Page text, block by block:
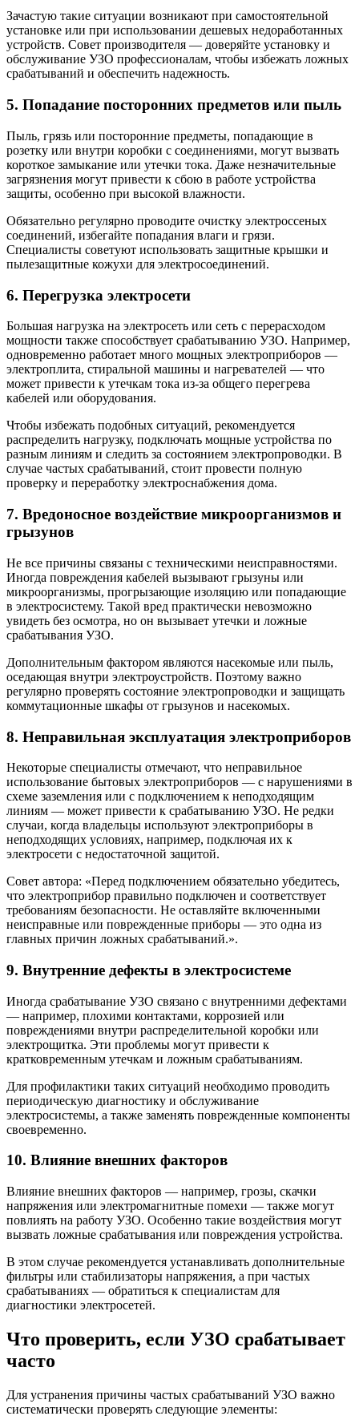
Зачастую такие ситуации возникают при самостоятельной
установке или при использовании дешевых недоработанных
устройств. Совет производителя — доверяйте установку и
обслуживание УЗО профессионалам, чтобы избежать ложных
срабатываний и обеспечить надежность.
5. Попадание посторонних предметов или пыль
Пыль, грязь или посторонние предметы, попадающие в
розетку или внутри коробки с соединениями, могут вызвать
короткое замыкание или утечки тока. Даже незначительные
загрязнения могут привести к сбою в работе устройства
защиты, особенно при высокой влажности.
Обязательно регулярно проводите очистку электроссеных
соединений, избегайте попадания влаги и грязи.
Специалисты советуют использовать защитные крышки и
пылезащитные кожухи для электросоединений.
6. Перегрузка электросети
Большая нагрузка на электросеть или сеть с перерасходом
мощности также способствует срабатыванию УЗО. Например,
одновременно работает много мощных электроприборов —
электроплита, стиральной машины и нагревателей — что
может привести к утечкам тока из-за общего перегрева
кабелей или оборудования.
Чтобы избежать подобных ситуаций, рекомендуется
распределить нагрузку, подключать мощные устройства по
разным линиям и следить за состоянием электропроводки. В
случае частых срабатываний, стоит провести полную
проверку и переработку электроснабжения дома.
7. Вредоносное воздействие микроорганизмов и
грызунов
Не все причины связаны с техническими неисправностями.
Иногда повреждения кабелей вызывают грызуны или
микроорганизмы, прогрызающие изоляцию или попадающие
в электросистему. Такой вред практически невозможно
увидеть без осмотра, но он вызывает утечки и ложные
срабатывания УЗО.
Дополнительным фактором являются насекомые или пыль,
оседающая внутри электроустройств. Поэтому важно
регулярно проверять состояние электропроводки и защищать
коммутационные шкафы от грызунов и насекомых.
8. Неправильная эксплуатация электроприборов
Некоторые специалисты отмечают, что неправильное
использование бытовых электроприборов — с нарушениями в
схеме заземления или с подключением к неподходящим
линиям — может привести к срабатыванию УЗО. Не редки
случаи, когда владельцы используют электроприборы в
неподходящих условиях, например, подключая их к
электросети с недостаточной защитой.
Совет автора: «Перед подключением обязательно убедитесь,
что электроприбор правильно подключен и соответствует
требованиям безопасности. Не оставляйте включенными
неисправные или поврежденные приборы — это одна из
главных причин ложных срабатываний.».
9. Внутренние дефекты в электросистеме
Иногда срабатывание УЗО связано с внутренними дефектами
— например, плохими контактами, коррозией или
повреждениями внутри распределительной коробки или
электрощитка. Эти проблемы могут привести к
кратковременным утечкам и ложным срабатываниям.
Для профилактики таких ситуаций необходимо проводить
периодическую диагностику и обслуживание
электросистемы, а также заменять поврежденные компоненты
своевременно.
10. Влияние внешних факторов
Влияние внешних факторов — например, грозы, скачки
напряжения или электромагнитные помехи — также могут
повлиять на работу УЗО. Особенно такие воздействия могут
вызвать ложные срабатывания или повреждения устройства.
В этом случае рекомендуется устанавливать дополнительные
фильтры или стабилизаторы напряжения, а при частых
срабатываниях — обратиться к специалистам для
диагностики электросетей.
Что проверить, если УЗО срабатывает
часто
Для устранения причины частых срабатываний УЗО важно
систематически проверять следующие элементы: